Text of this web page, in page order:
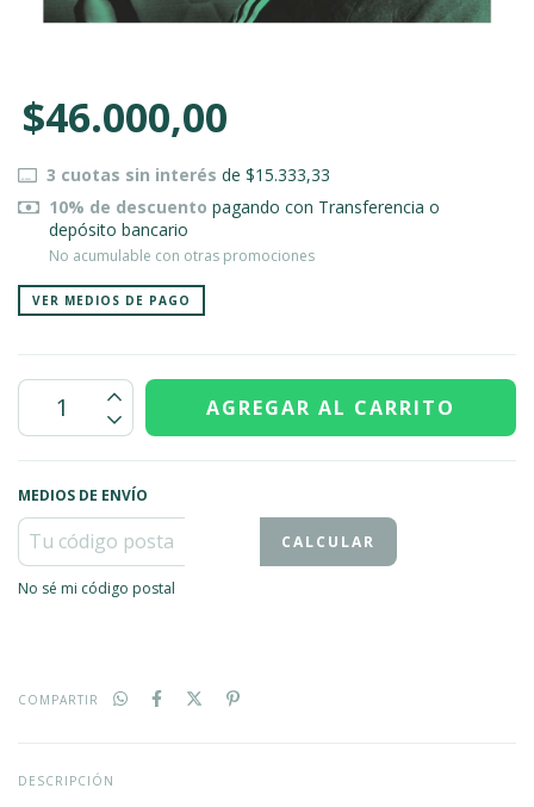
$46.000,00
3 cuotas sin interés de $15.333,33
10% de descuento pagando con Transferencia o
depósito bancario
No acumulable con otras promociones
VER MEDIOS DE PAGO
MEDIOS DE ENVÍO
CALCULAR
No sé mi código postal
COMPARTIR
DESCRIPCIÓN